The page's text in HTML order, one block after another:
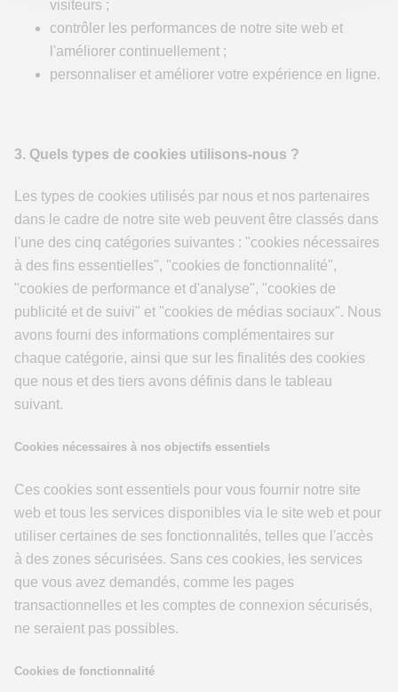
visiteurs ;
contrôler les performances de notre site web et
l'améliorer continuellement ;
personnaliser et améliorer votre expérience en ligne.
3. Quels types de cookies utilisons-nous ?
Les types de cookies utilisés par nous et nos partenaires
dans le cadre de notre site web peuvent être classés dans
l'une des cinq catégories suivantes : "cookies nécessaires
à des fins essentielles", "cookies de fonctionnalité",
"cookies de performance et d'analyse", "cookies de
publicité et de suivi" et "cookies de médias sociaux". Nous
avons fourni des informations complémentaires sur
chaque catégorie, ainsi que sur les finalités des cookies
que nous et des tiers avons définis dans le tableau
suivant.
Cookies nécessaires à nos objectifs essentiels
Ces cookies sont essentiels pour vous fournir notre site
web et tous les services disponibles via le site web et pour
utiliser certaines de ses fonctionnalités, telles que l'accès
à des zones sécurisées. Sans ces cookies, les services
que vous avez demandés, comme les pages
transactionnelles et les comptes de connexion sécurisés,
ne seraient pas possibles.
Cookies de fonctionnalité